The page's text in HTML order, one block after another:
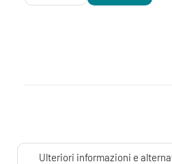
Ulteriori informazioni e